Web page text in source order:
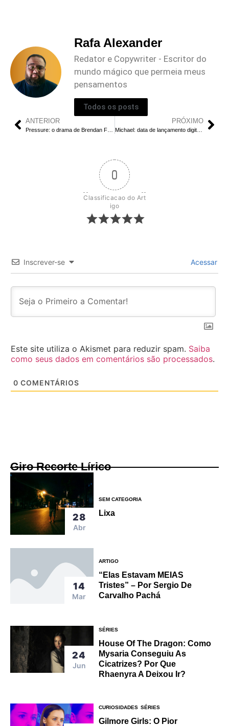
Rafa Alexander
Redator e Copywriter - Escritor do
mundo mágico que permeia meus
pensamentos
Todos os posts
ANTERIOR PRÓXIMO
Michael: data de lançamento digital confirmada
0
Classificacao do Art
igo
Inscrever-se Acessar
Este site utiliza o Akismet para reduzir spam. Saiba
como seus dados em comentários são processados.
0 COMENTÁRIOS
Giro Recorte Lírico
28
Abr
SEM CATEGORIA
Lixa
14
Mar
ARTIGO
“Elas Estavam MEIAS
Tristes” – Por Sergio De
Carvalho Pachá
24
Jun
SÉRIES
House Of The Dragon: Como
Mysaria Conseguiu As
Cicatrizes? Por Que
Rhaenyra A Deixou Ir?
CURIOSIDADES SÉRIES
Gilmore Girls: O Pior